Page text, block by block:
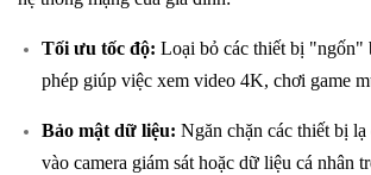
Tối ưu tốc độ: Loại bỏ các thiết bị "ngốn"
phép giúp việc xem video 4K, chơi game
Bảo mật dữ liệu: Ngăn chặn các thiết bị
vào camera giám sát hoặc dữ liệu cá nhân